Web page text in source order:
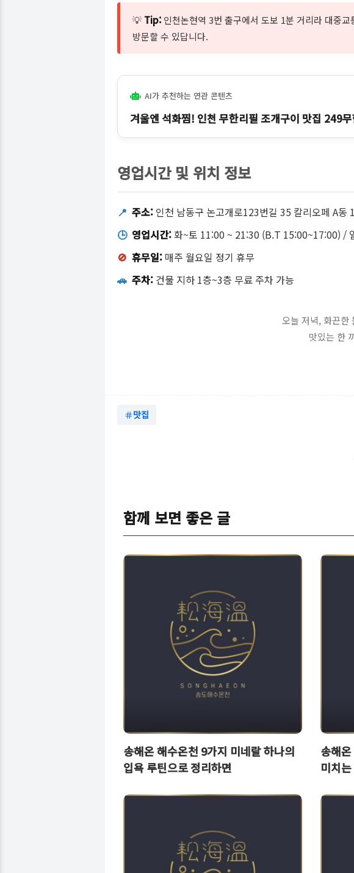
💡 Tip: 인천논현역 3번 출구에서 도보 1분 거리라 대중
방문할 수 있답니다.
AI가 추천하는 연관 콘텐츠
겨울엔 석화찜! 인천 무한리필 조개구이 맛집 249
영업시간 및 위치 정보
📍 주소: 인천 남동구 논고개로123번길 35 칼리오페 A동
🕒 영업시간: 화~토 11:00 ~ 21:30 (B.T 15:00~17:00) /
🚫 휴무일: 매주 월요일 정기 휴무
🚗 주차: 건물 지하 1층~3층 무료 주차 가능
오늘 저녁, 화끈한
맛있는 한
맛집
함께 보면 좋은 글
송해온 해수온천 9가지 미네랄 하나의
입욕 루틴으로 정리하면
송해
미치